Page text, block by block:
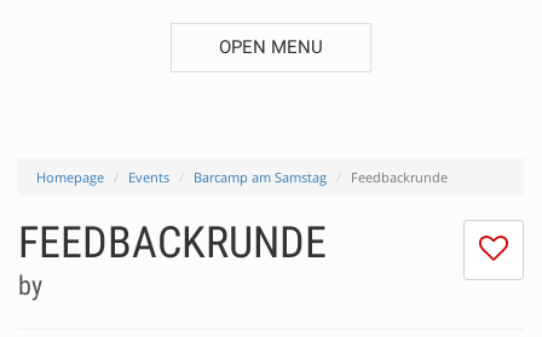
OPEN MENU
Homepage Events Barcamp am Samstag Feedbackrunde
I
FEEDBACKRUNDE
by